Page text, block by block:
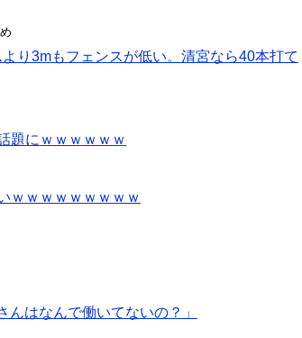
り3mもフェンスが低い。清宮なら40本打て
題にｗｗｗｗｗｗ
ｗｗｗｗｗｗｗｗｗ
はなんで働いてないの？」